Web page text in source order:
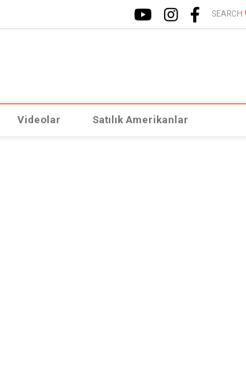
SEARCH
Videolar Satılık Amerikanlar